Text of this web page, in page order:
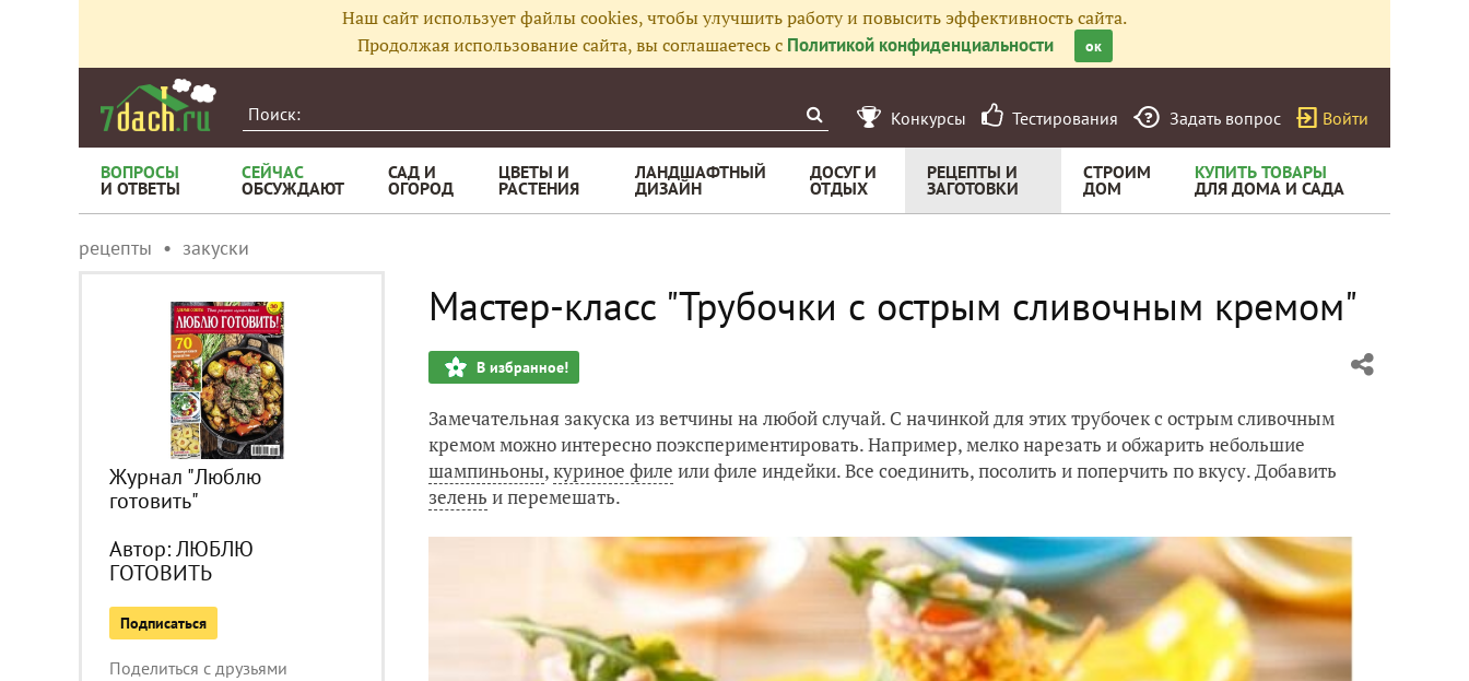
Наш сайт использует файлы cookies, чтобы улучшить работу и повысить эффективность сайта.
Продолжая использование сайта, вы соглашаетесь с Политикой конфиденциальности ок
Конкурсы Тестирования Задать вопрос Войти
ВОПРОСЫ
И ОТВЕТЫ
СЕЙЧАС
ОБСУЖДАЮТ
САД И
ОГОРОД
ЦВЕТЫ И
РАСТЕНИЯ
ЛАНДШАФТНЫЙ
ДИЗАЙН
ДОСУГ И
ОТДЫХ
РЕЦЕПТЫ И
ЗАГОТОВКИ
СТРОИМ
ДОМ
КУПИТЬ ТОВАРЫ
ДЛЯ ДОМА И САДА
рецепты закуски
Журнал "Люблю
готовить"
Автор:ЛЮБЛЮ
ГОТОВИТЬ
Подписаться
Поделиться с друзьями
Мастер-класс "Трубочки с острым сливочным кремом"
В избранное!
Замечательная закуска из ветчины на любой случай. С начинкой для этих трубочек с острым сливочным
кремом можно интересно поэкспериментировать. Например, мелко нарезать и обжарить небольшие
шампиньоны,куриное филе или филе индейки. Все соединить, посолить и поперчить по вкусу. Добавить
зелень и перемешать.